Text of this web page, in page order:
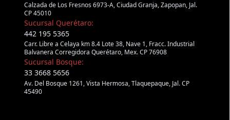
Calzada de Los Fresnos 6973-A, Ciudad Granja, Zapopan, Jal.
CP 45010
Sucursal Querétaro:
442 195 5365
Carr. Libre a Celaya km 8.4 Lote 38, Nave 1, Fracc. Industrial
Balvanera Corregidora Querétaro, Mex. CP 76908
Sucursal Bosque:
33 3668 5656
Av. Del Bosque 1261, Vista Hermosa, Tlaquepaque, Jal. CP
45490